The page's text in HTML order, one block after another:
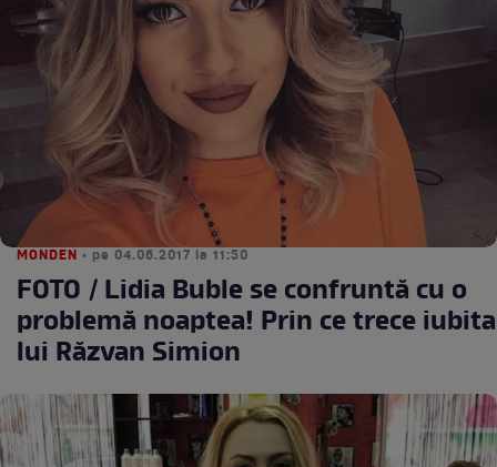
MONDEN • pe 04.06.2017 la 11:50
FOTO / Lidia Buble se confruntă cu o
problemă noaptea! Prin ce trece iubita
lui Răzvan Simion